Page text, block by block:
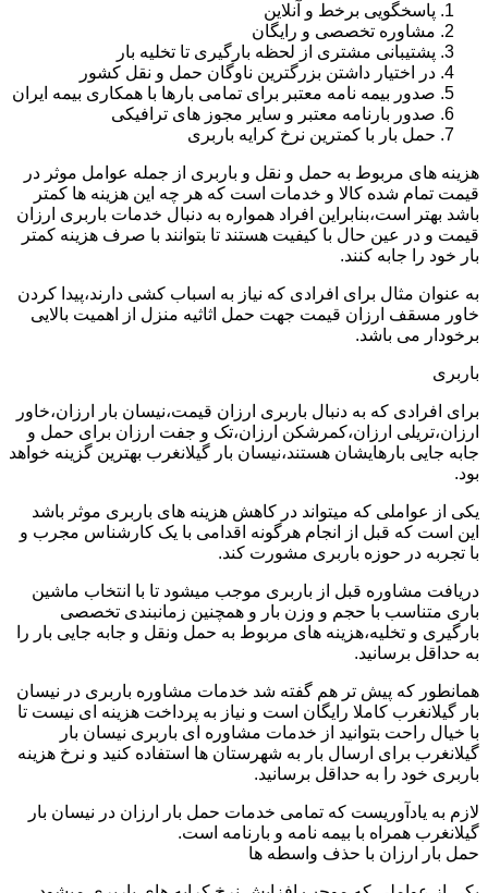
پاسخگویی برخط و آنلاین
مشاوره تخصصی و رایگان
پشتیبانی مشتری از لحظه بارگیری تا تخلیه بار
در اختیار داشتن بزرگترین ناوگان حمل و نقل کشور
صدور بیمه نامه معتبر برای تمامی بارها با همکاری بیمه ایران
صدور بارنامه معتبر و سایر مجوز های ترافیکی
حمل بار با کمترین نرخ کرایه باربری
هزینه های مربوط به حمل و نقل و باربری از جمله عوامل موثر در
قیمت تمام شده کالا و خدمات است که هر چه این هزینه ها کمتر
باشد بهتر است،بنابراین افراد همواره به دنبال خدمات باربری ارزان
قیمت و در عین حال با کیفیت هستند تا بتوانند با صرف هزینه کمتر
بار خود را جابه کنند.
به عنوان مثال برای افرادی که نیاز به اسباب کشی دارند،پیدا کردن
خاور مسقف ارزان قیمت جهت حمل اثاثیه منزل از اهمیت بالایی
برخودار می باشد.
باربری
برای افرادی که به دنبال باربری ارزان قیمت،نیسان بار ارزان،خاور
ارزان،تریلی ارزان،کمرشکن ارزان،تک و جفت ارزان برای حمل و
جابه جایی بارهایشان هستند،نیسان بار گیلانغرب بهترین گزینه خواهد
بود.
یکی از عواملی که میتواند در کاهش هزینه های باربری موثر باشد
این است که قبل از انجام هرگونه اقدامی با یک کارشناس مجرب و
با تجربه در حوزه باربری مشورت کند.
دریافت مشاوره قبل از باربری موجب میشود تا با انتخاب ماشین
باری متناسب با حجم و وزن بار و همچنین زمانبندی تخصصی
بارگیری و تخلیه،هزینه های مربوط به حمل ونقل و جابه جایی بار را
به حداقل برسانید.
همانطور که پیش تر هم گفته شد خدمات مشاوره باربری در نیسان
بار گیلانغرب کاملا رایگان است و نیاز به پرداخت هزینه ای نیست تا
با خیال راحت بتوانید از خدمات مشاوره ای باربری نیسان بار
گیلانغرب برای ارسال بار به شهرستان ها استفاده کنید و نرخ هزینه
باربری خود را به حداقل برسانید.
لازم به یادآوریست که تمامی خدمات حمل بار ارزان در نیسان بار
گیلانغرب همراه با بیمه نامه و بارنامه است.
حمل بار ارزان با حذف واسطه ها